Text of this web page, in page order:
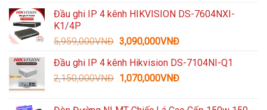
là:
tại
1,489,000VNĐ.
Đầu ghi IP 4 kênh HIKVISION DS-7604NXI-
K1/4P
5,959,000VNĐ Giá
là:
5,959,000VNĐ.
3,090,000VNĐGiá
tại
là:
Đầu ghi IP 4 kênh Hikvision DS-7104NI-Q1
2,150,000VNĐ Giá
1,070,000VNĐGiá